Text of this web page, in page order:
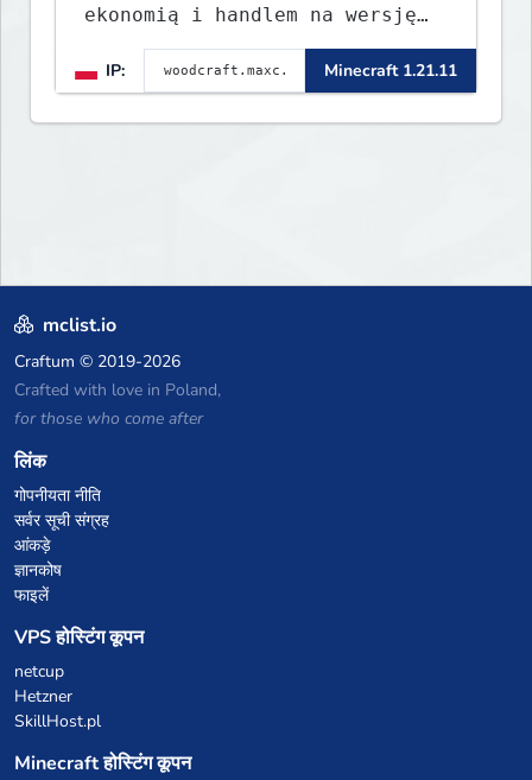
ekonomią i handlem na wersję
1.8 - 26.1.1. Rekru ON
IP:
Minecraft 1.21.11
mclist.io
Craftum © 2019-2026
Crafted with love in Poland,
for those who come after
लिंक
गोपनीयता नीति
सर्वर सूची संग्रह
आंकड़े
ज्ञानकोष
फाइलें
VPS होस्टिंग कूपन
netcup
Hetzner
SkillHost.pl
Minecraft होस्टिंग कूपन